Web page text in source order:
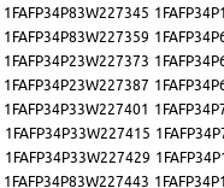
1FAFP34P83W227345
1FAFP34P83W227359
1FAFP34P23W227373
1FAFP34P23W227387
1FAFP34P33W227401
1FAFP34P33W227415
1FAFP34P33W227429
1FAFP34P83W227443